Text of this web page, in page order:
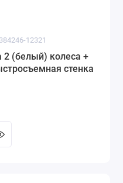
12321
2 (белый) колеса +
стенка